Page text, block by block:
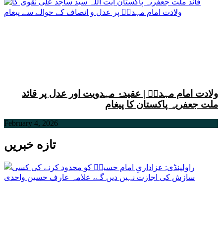
ولادت امام مہدیؑ | عقیدۂ مہدویت اور عدل پر قائد
ملت جعفریہ پاکستان کا پیغام
February 4, 2026
تازه خبریں